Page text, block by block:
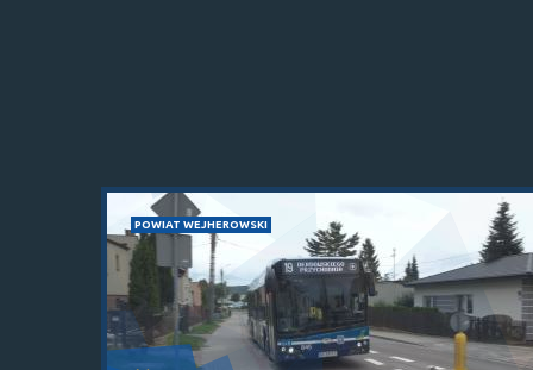
POWIAT WEJHEROWSKI